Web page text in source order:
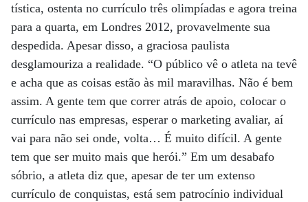
tística, ostenta no currículo três olimpíadas e agora treina
para a quarta, em Londres 2012, provavelmente sua
despedida. Apesar disso, a graciosa paulista
desglamouriza a realidade. “O público vê o atleta na tevê
e acha que as coisas estão às mil maravilhas. Não é bem
assim. A gente tem que correr atrás de apoio, colocar o
currículo nas empresas, esperar o marketing avaliar, aí
vai para não sei onde, volta… É muito difícil. A gente
tem que ser muito mais que herói.” Em um desabafo
sóbrio, a atleta diz que, apesar de ter um extenso
currículo de conquistas, está sem patrocínio individual